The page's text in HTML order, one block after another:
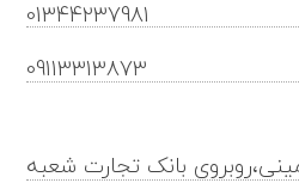
01344237981
09113313873
بانک تجارت شعبه